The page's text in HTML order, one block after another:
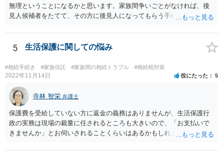
無理ということになるかと思います。家族間争いごとがなければ、後
見人候補者をたてて、その方に後見人になってもらう手続をすすめた
5 生活保護に関しての悩み
#相続手続き #家族信託 #家族間の相続トラブル #相続税対策
2022年11月14日 役にたった 5
寺林 智栄 弁護士
保護費を受給していない方に返金の義務はありませんが、生活保護行
政の実務は現場の裁量に任されるところも大きいので、「お支払いで
きませんか」とお伺いされることくらいはあるかもしれません。 通報
考えてご判断いただくのが良いと思います。